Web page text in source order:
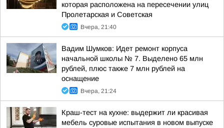
которая расположена на пересечении улиц
Пролетарская и Советская
Вчера, 21:40
Вадим Шумков: Идет ремонт корпуса
начальной школы № 7. Выделено 65 млн
рублей, плюс также 7 млн рублей на
оснащение
Вчера, 21:24
Краш-тест на кухне: выдержит ли красивая
мебель суровые испытания в новом выпуске